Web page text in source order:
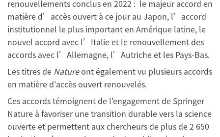
renouvellements conclus en 2022 : le majeur accord en
matière d’accès ouvert à ce jour au Japon, l’accord
institutionnel le plus important en Amérique latine, le
nouvel accord avec l’Italie et le renouvellement des
accords avec l’Allemagne, l’Autriche et les Pays-Bas.
Les titres de Natureont également vu plusieurs accords
en matière d'accès ouvert renouvelés.
Ces accords témoignent de l'engagement de Springer
Nature à favoriser une transition durable vers la science
ouverte et permettent aux chercheurs de plus de 2 650